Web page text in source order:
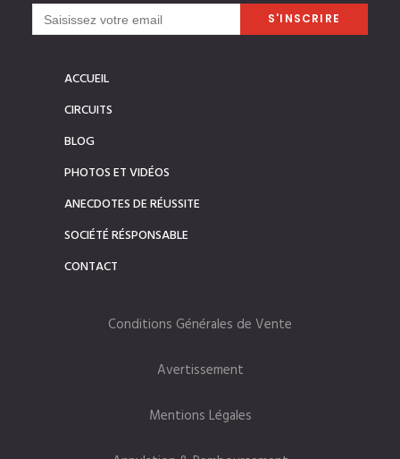
ACCUEIL
CIRCUITS
BLOG
PHOTOS ET VIDÉOS
ANECDOTES DE RÉUSSITE
SOCIÉTÉ RÉSPONSABLE
CONTACT
Conditions Générales de Vente
Avertissement
Mentions Légales